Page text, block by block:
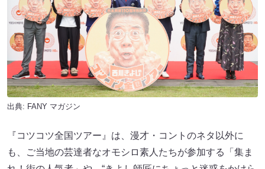
出典: FANY マガジン
『コツコツ全国ツアー』は、漫才・コントのネタ以外に
も、ご当地の芸達者なオモシロ素人たちが参加する「集ま